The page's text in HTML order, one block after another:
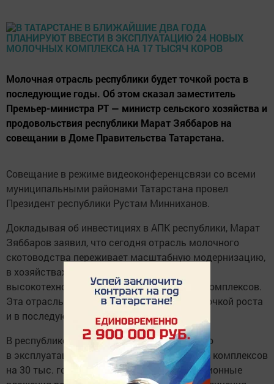
Молочная отрасль республики будет точкой роста в
последующие годы. Об этом сказал заместитель
Премьер-министра РТ — министр сельского хозяйства и
продовольствия республики Марат Зяббаров на
совещании в Доме Правительства Татарстана.
Совещание в режиме видеоконференцсвязи со всеми
муниципальными районами Татарстана провел
Президент республики Рустам Минниханов.
Докладывая об инвестициях в АПК республики, Марат
Зяббаров заявил, что сегодня отрасль молочного
скотоводства переживает масштабную модернизацию,
в хозяйствах ведется строительство новых
высокотехнологичных животноводческих комплексов.
Эта отрасль, по словам министра, «будет точкой роста
и в последующие годы».
В республике за последние пять лет введено
в эксплуатацию 28 современных молочных комплексов
на 30 тыс. голов дойного стада. «Инвестиционные